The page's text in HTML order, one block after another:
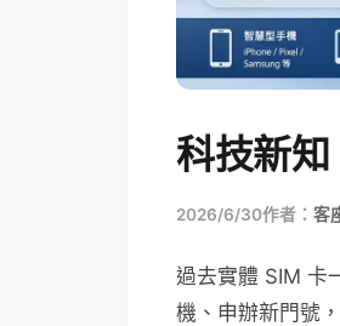
科技新
2026/6/30作者： 客
過去實體 SIM 卡
機、申辦新門號